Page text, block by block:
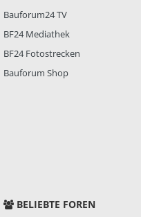
Bauforum24 TV
BF24 Mediathek
BF24 Fotostrecken
Bauforum Shop
BELIEBTE FOREN